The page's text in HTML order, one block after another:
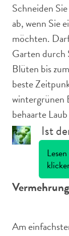
Schneiden
ab, wenn Sie
möchten.
Garten durch
Blüten bis
beste
wintergrünen
behaarte
Ist
Am